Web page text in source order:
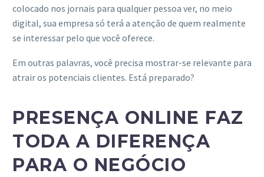
colocado nos jornais para qualquer pessoa ver, no meio
digital, sua empresa só terá a atenção de quem realmente
se interessar pelo que você oferece.
Em outras palavras, você precisa mostrar-se relevante para
atrair os potenciais clientes. Está preparado?
PRESENÇA ONLINE FAZ
TODA A DIFERENÇA
PARA O NEGÓCIO